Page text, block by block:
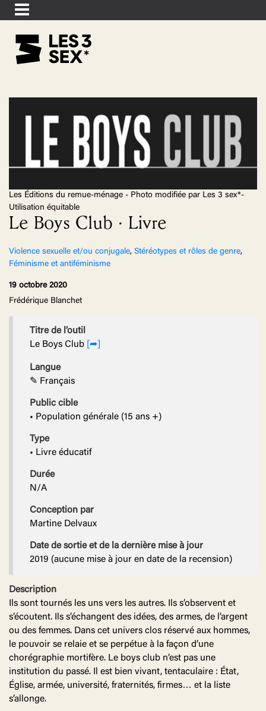
Les Éditions du remue-ménage - Photo modifiée par Les 3 sex*-
Utilisation équitable
Le Boys Club · Livre
Violence sexuelle et/ou conjugale, Stéréotypes et rôles de genre,
Féminisme et antiféminisme
19 octobre 2020
Frédérique Blanchet
Titre de l’outil
Le Boys Club
[➦]
Langue
✎ Français
Public cible
• Population générale (15 ans +)
Type
• Livre éducatif
Durée
N/A
Conception par
Martine Delvaux
Date de sortie et de la dernière mise à jour
2019 (aucune mise à jour en date de la recension)
Description
Ils sont tournés les uns vers les autres. Ils s’observent et
s’écoutent. Ils s’échangent des idées, des armes, de l’argent
ou des femmes. Dans cet univers clos réservé aux hommes,
le pouvoir se relaie et se perpétue à la façon d’une
chorégraphie mortifère. Le boys club n’est pas une
institution du passé. Il est bien vivant, tentaculaire : État,
Église, armée, université, fraternités, firmes… et la liste
s’allonge.